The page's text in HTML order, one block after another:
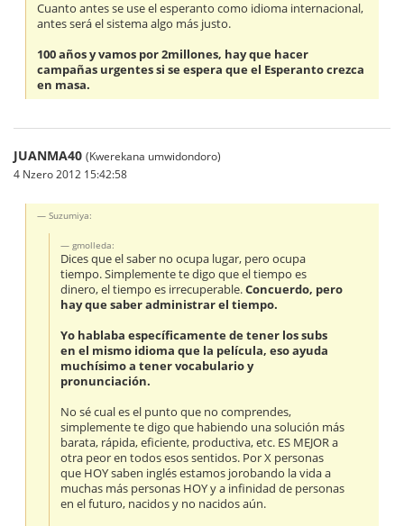
Cuanto antes se use el esperanto como idioma internacional,
antes será el sistema algo más justo.
100 años y vamos por 2millones, hay que hacer
campañas urgentes si se espera que el Esperanto crezca
en masa.
JUANMA40 (Kwerekana umwidondoro)
4 Nzero 2012 15:42:58
Suzumiya:
gmolleda:
Dices que el saber no ocupa lugar, pero ocupa
tiempo. Simplemente te digo que el tiempo es
dinero, el tiempo es irrecuperable.Concuerdo, pero
hay que saber administrar el tiempo.
Yo hablaba específicamente de tener los subs
en el mismo idioma que la película, eso ayuda
muchísimo a tener vocabulario y
pronunciación.
No sé cual es el punto que no comprendes,
simplemente te digo que habiendo una solución más
barata, rápida, eficiente, productiva, etc. ES MEJOR a
otra peor en todos esos sentidos. Por X personas
que HOY saben inglés estamos jorobando la vida a
muchas más personas HOY y a infinidad de personas
en el futuro, nacidos y no nacidos aún.